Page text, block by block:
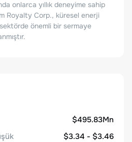
onlarca yıllık deneyime sahip
Royalty Corp., küresel enerji
önemli bir sermaye
$495.83Mn
$3.34 - $3.46